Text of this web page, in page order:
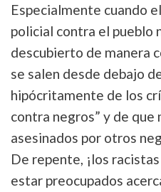
Especialmente cuando
policial contra el pueblo
descubierto de manera
se salen desde debajo
hipócritamente de los
contra negros” y de que
asesinados por otros
De repente, ¡los
estar preocupados